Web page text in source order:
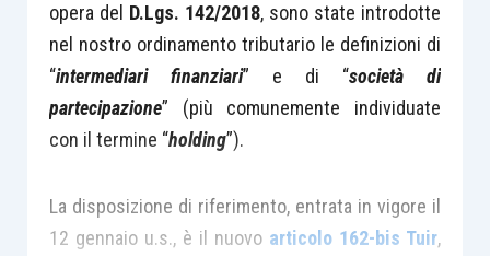
opera del D.Lgs. 142/2018, sono state introdotte
nel nostro ordinamento tributario le definizioni di
“intermediari finanziari” e di “società di
partecipazione” (più comunemente individuate
con il termine “holding”).
La disposizione di riferimento, entrata in vigore il
12 gennaio u.s., è il nuovo articolo 162-bis Tuir,